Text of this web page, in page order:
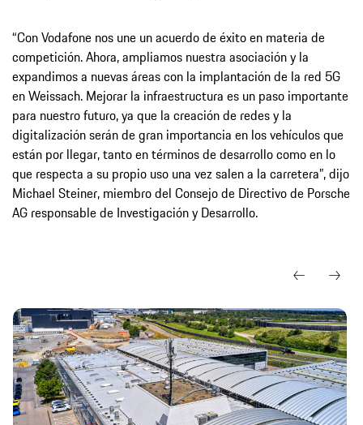
“Con Vodafone nos une un acuerdo de éxito en materia de
competición. Ahora, ampliamos nuestra asociación y la
expandimos a nuevas áreas con la implantación de la red 5G
en Weissach. Mejorar la infraestructura es un paso importante
para nuestro futuro, ya que la creación de redes y la
digitalización serán de gran importancia en los vehículos que
están por llegar, tanto en términos de desarrollo como en lo
que respecta a su propio uso una vez salen a la carretera”, dijo
Michael Steiner, miembro del Consejo de Directivo de Porsche
AG responsable de Investigación y Desarrollo.